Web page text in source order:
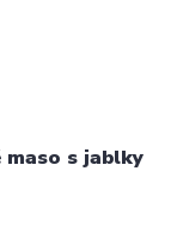
maso s jablky